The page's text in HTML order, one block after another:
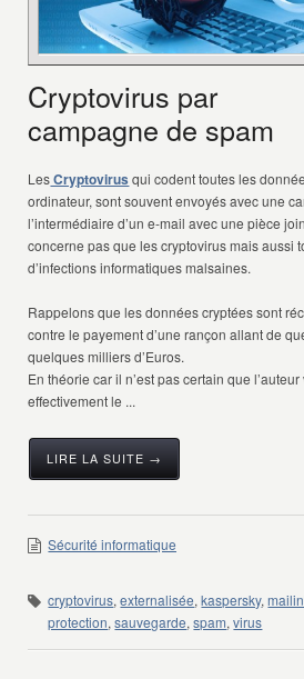
Cryptovirus par
campagne de spam
LesCryptovirus qui codent toutes les
ordinateur, sont souvent envoyés avec une
l’intermédiaire d’un e-mail avec une pièce
concerne pas que les cryptovirus mais aussi
d’infections informatiques malsaines.
Rappelons que les données cryptées sont
contre le payement d’une rançon allant de
quelques milliers d’Euros.
En théorie car il n’est pas certain que
effectivement le ...
LIRE LA SUITE →
Sécurité informatique
cryptovirus,externalisée,kaspersky,
protection,sauvegarde,spam,virus